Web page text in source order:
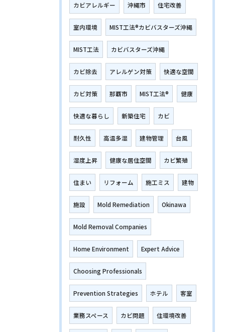
カビアレルギー 沖縄市 住宅改善
室内環境 MIST工法®カビバスターズ沖縄
MIST工法 カビバスターズ沖縄
カビ除去 アレルゲン対策 快適な空間
カビ対策 那覇市 MIST工法® 健康
快適な暮らし 新築住宅 カビ
耐久性 高温多湿 建物管理 台風
湿度上昇 健康な居住空間 カビ繁殖
住まい リフォーム 施工ミス 建物
施設 Mold Remediation Okinawa
Mold Removal Companies
Home Environment Expert Advice
Choosing Professionals
Prevention Strategies ホテル 客室
業務スペース カビ問題 住環境改善